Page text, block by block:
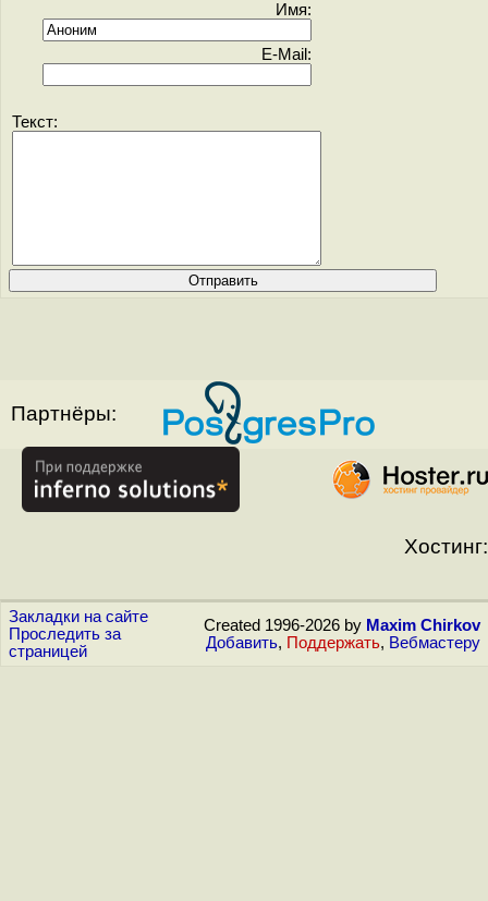
Имя:
E-Mail:
Текст:
Партнёры:
Хостинг:
Закладки на сайте
Проследить за
страницей
Created 1996-2026 by Maxim Chirkov
Добавить, Поддержать, Вебмастеру